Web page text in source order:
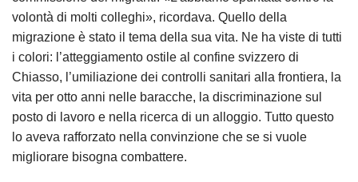
volontà di molti colleghi», ricordava. Quello della
migrazione è stato il tema della sua vita. Ne ha viste di tutti
i colori: l’atteggiamento ostile al confine svizzero di
Chiasso, l’umiliazione dei controlli sanitari alla frontiera, la
vita per otto anni nelle baracche, la discriminazione sul
posto di lavoro e nella ricerca di un alloggio. Tutto questo
lo aveva rafforzato nella convinzione che se si vuole
migliorare bisogna combattere.